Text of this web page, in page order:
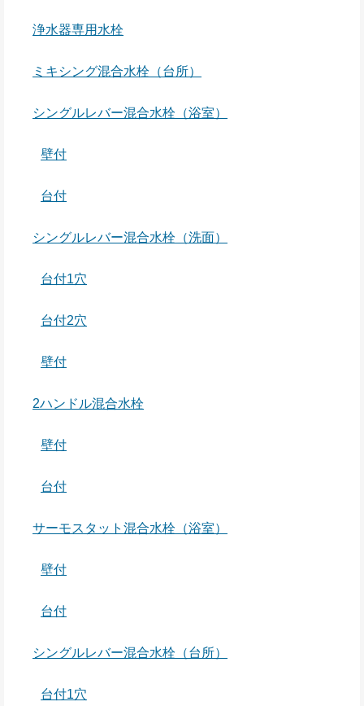
浄水器専用水栓
ミキシング混合水栓（台所）
シングルレバー混合水栓（浴室）
壁付
台付
シングルレバー混合水栓（洗面）
台付1穴
台付2穴
壁付
2ハンドル混合水栓
壁付
台付
サーモスタット混合水栓（浴室）
壁付
台付
シングルレバー混合水栓（台所）
台付1穴